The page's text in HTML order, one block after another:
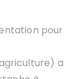
pour
a